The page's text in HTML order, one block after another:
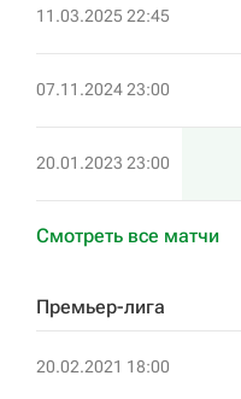
11.03.2025 22:45
07.11.2024 23:00
20.01.2023 23:00
Смотреть все матчи
Премьер-лига
20.02.2021 18:00